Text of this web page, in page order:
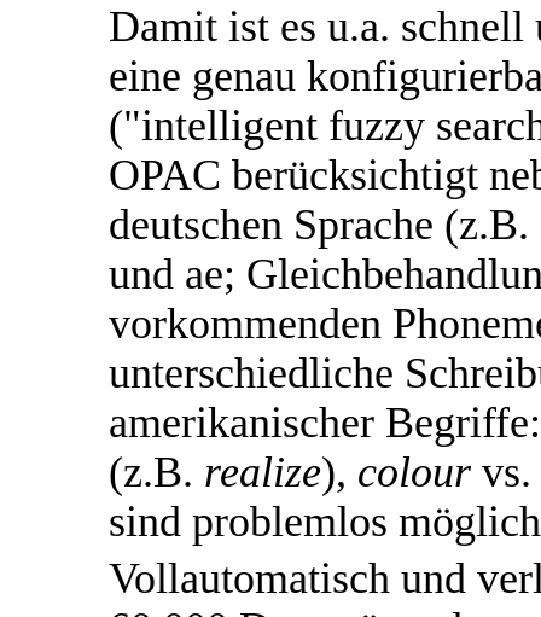
Damit ist es u.a.
eine genau
("intelligent fuzzy
OPAC berücksichtigt
deutschen Sprache
und ae;
vorkommenden
unterschiedliche
amerikanischer
(z.B. realize), colour vs.
sind problemlos
Vollautomatisch und